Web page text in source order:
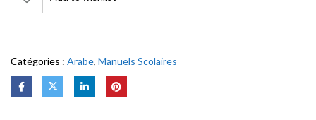
Catégories : Arabe, Manuels Scolaires